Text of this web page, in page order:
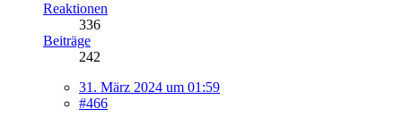
Reaktionen
336
Beiträge
242
31. März 2024 um 01:59
#466